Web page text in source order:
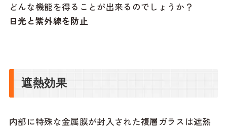
どんな機能を得ることが出来るのでしょうか？
日光と紫外線を防止
遮熱効果
内部に特殊な金属膜が封入された複層ガラスは遮熱